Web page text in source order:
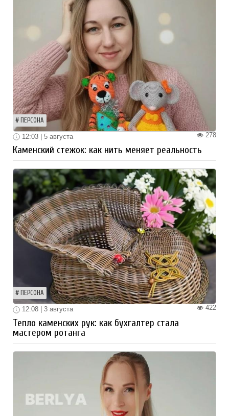
ПЕРСОНА
278
12:03 | 5 августа
Каменский стежок: как нить меняет реальность
ПЕРСОНА
422
12:08 | 3 августа
Тепло каменских рук: как бухгалтер стала
мастером ротанга